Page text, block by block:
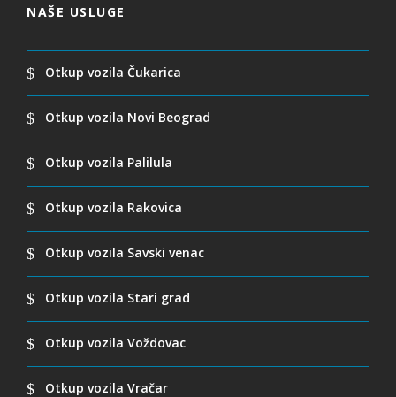
NAŠE USLUGE
Otkup vozila Čukarica
Otkup vozila Novi Beograd
Otkup vozila Palilula
Otkup vozila Rakovica
Otkup vozila Savski venac
Otkup vozila Stari grad
Otkup vozila Voždovac
Otkup vozila Vračar